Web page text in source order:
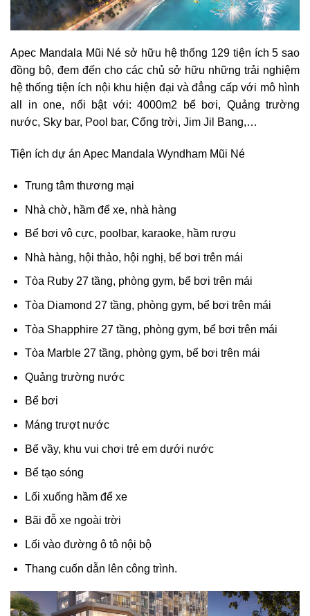
Apec Mandala Mũi Né sở hữu hệ thống 129 tiện ích 5 sao
đồng bộ, đem đến cho các chủ sở hữu những trải nghiệm
hệ thống tiện ích nội khu hiện đại và đẳng cấp với mô hình
all in one, nổi bật với: 4000m2 bể bơi, Quảng trường
nước, Sky bar, Pool bar, Cổng trời, Jim Jil Bang,…
Tiện ích dự án Apec Mandala Wyndham Mũi Né
Trung tâm thương mại
Nhà chờ, hầm để xe, nhà hàng
Bể bơi vô cực, poolbar, karaoke, hầm rượu
Nhà hàng, hội thảo, hội nghị, bể bơi trên mái
Tòa Ruby 27 tầng, phòng gym, bể bơi trên mái
Tòa Diamond 27 tầng, phòng gym, bể bơi trên mái
Tòa Shapphire 27 tầng, phòng gym, bể bơi trên mái
Tòa Marble 27 tầng, phòng gym, bể bơi trên mái
Quảng trường nước
Bể bơi
Máng trượt nước
Bể vầy, khu vui chơi trẻ em dưới nước
Bể tạo sóng
Lối xuống hầm để xe
Bãi đỗ xe ngoài trời
Lối vào đường ô tô nội bộ
Thang cuốn dẫn lên công trình.